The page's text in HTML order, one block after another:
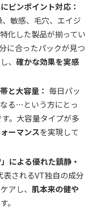
ピンポイント対応：
敏感、毛穴、エイジ
化した製品が揃ってい
に合ったパックが見つ
、確かな効果を実感
と大容量： 毎日パッ
る…という方にとっ
。大容量タイプが多
ーマンスを実現して
による優れた鎮静・
表されるVT独自の成分
アし、肌本来の健や
。